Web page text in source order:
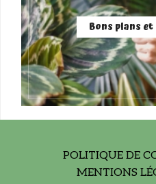
Bons plans
POLITIQUE DE
MENTIONS